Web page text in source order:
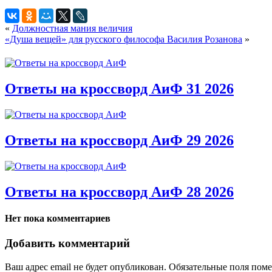
« Должностная мания величия
«Душа вещей» для русского философа Василия Розанова »
Ответы на кроссворд АиФ 31 2026
Ответы на кроссворд АиФ 29 2026
Ответы на кроссворд АиФ 28 2026
Нет пока комментариев
Добавить комментарий
Ваш адрес email не будет опубликован. Обязательные поля